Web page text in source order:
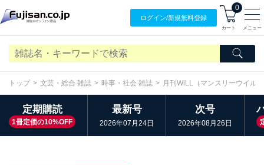
ログイン/新規無料登録
0
カート メニュー
トップ 文芸・総合 雑誌 時事・社会 雑誌 月刊WiLL（マンスリーウイル）
定期購読
1冊定価の10%OFF
最新号
2026年07月24日
次号
2026年08月26日